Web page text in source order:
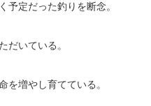
予定だった釣りを断念。
だいている。
を増やし育てている。